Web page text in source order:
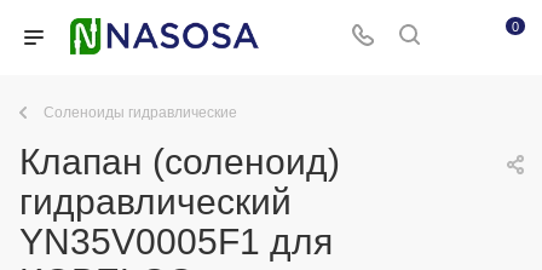
0
Соленоиды гидравлические
Клапан (соленоид)
гидравлический
YN35V0005F1 для